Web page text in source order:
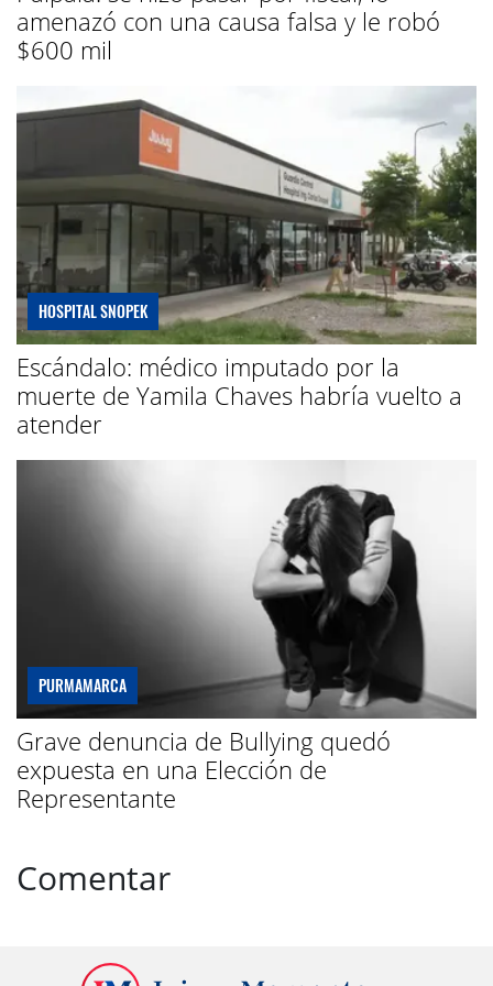
amenazó con una causa falsa y le robó
$600 mil
HOSPITAL SNOPEK
Escándalo: médico imputado por la
muerte de Yamila Chaves habría vuelto a
atender
PURMAMARCA
Grave denuncia de Bullying quedó
expuesta en una Elección de
Representante
Comentar